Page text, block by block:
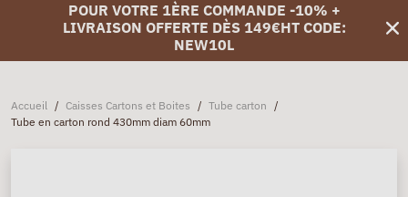
POUR VOTRE 1ÈRE COMMANDE -10% +
LIVRAISON OFFERTE DÈS 149€HT CODE:
NEW10L
Accueil / Caisses Cartons et Boites / Tube carton /
Tube en carton rond 430mm diam 60mm